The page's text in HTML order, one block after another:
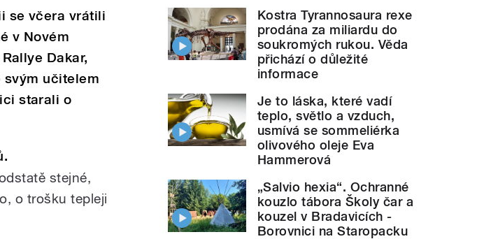
se včera vrátili
v Novém
Dakar,
učitelem
starali o
stejné,
o trošku tepleji
Kostra Tyrannosaura rexe
prodána za miliardu do
soukromých rukou. Věda
přichází o důležité
informace
Je to láska, které vadí
teplo, světlo a vzduch,
usmívá se sommeliérka
olivového oleje Eva
Hammerová
„Salvio hexia“. Ochranné
kouzlo tábora Školy čar a
kouzel v Bradavicích -
Borovnici na Staropacku